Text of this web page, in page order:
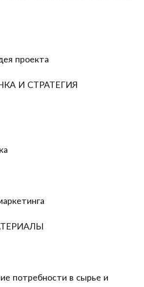
проекта
И СТРАТЕГИЯ
потребности в сырье и